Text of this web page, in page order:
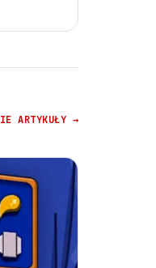
ARTYKUŁY →